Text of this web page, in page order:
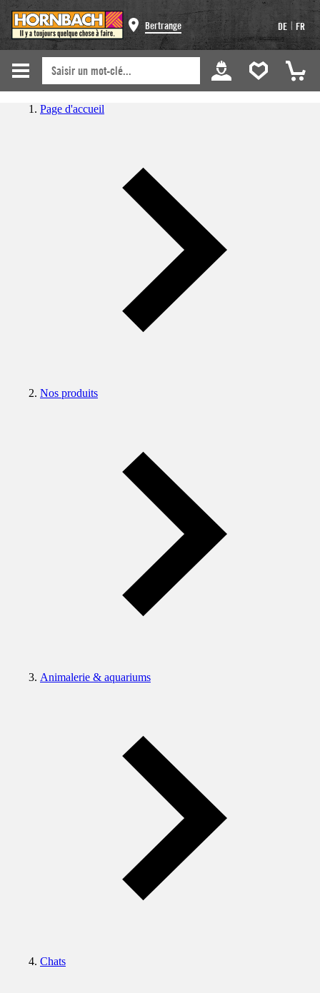
Bertrange DE | FR
Page d'accueil
Nos produits
Animalerie & aquariums
Chats